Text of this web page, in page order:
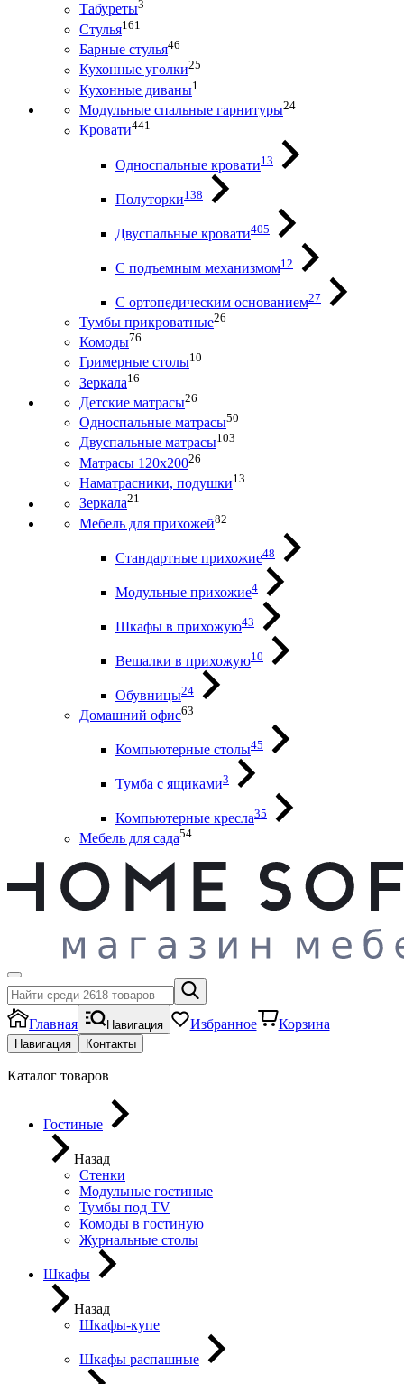
Табуреты3
Стулья161
Барные стулья46
Кухонные уголки25
Кухонные диваны1
Модульные спальные гарнитуры24
Кровати441
Односпальные кровати13
Полуторки138
Двуспальные кровати405
С подъемным механизмом12
С ортопедическим основанием27
Тумбы прикроватные26
Комоды76
Гримерные столы10
Зеркала16
Детские матрасы26
Односпальные матрасы50
Двуспальные матрасы103
Матрасы 120х20026
Наматрасники, подушки13
Зеркала21
Мебель для прихожей82
Стандартные прихожие48
Модульные прихожие4
Шкафы в прихожую43
Вешалки в прихожую10
Обувницы24
Домашний офис63
Компьютерные столы45
Тумба с ящиками3
Компьютерные кресла35
Мебель для сада54
Главная Навигация Избранное Корзина
Навигация Контакты
Каталог товаров
Гостиные
Назад
Стенки
Модульные гостиные
Тумбы под ТV
Комоды в гостиную
Журнальные столы
Шкафы
Назад
Шкафы-купе
Шкафы распашные